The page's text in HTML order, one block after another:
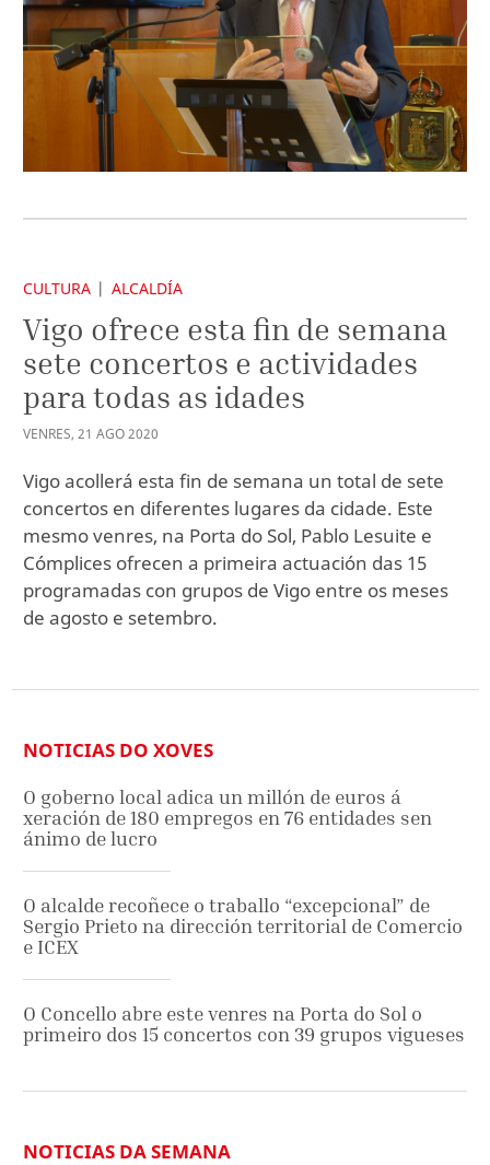
CULTURA ALCALDÍA
Vigo ofrece esta fin de semana
sete concertos e actividades
para todas as idades
VENRES, 21 AGO2020
Vigo acollerá esta fin de semana un total de sete
concertos en diferentes lugares da cidade. Este
mesmo venres, na Porta do Sol, Pablo Lesuite e
Cómplices ofrecen a primeira actuación das 15
programadas con grupos de Vigo entre os meses
de agosto e setembro.
NOTICIAS DO XOVES
O goberno local adica un millón de euros á
xeración de 180 empregos en 76 entidades sen
ánimo de lucro
O alcalde recoñece o traballo “excepcional” de
Sergio Prieto na dirección territorial de Comercio
e ICEX
O Concello abre este venres na Porta do Sol o
primeiro dos 15 concertos con 39 grupos vigueses
NOTICIAS DA SEMANA